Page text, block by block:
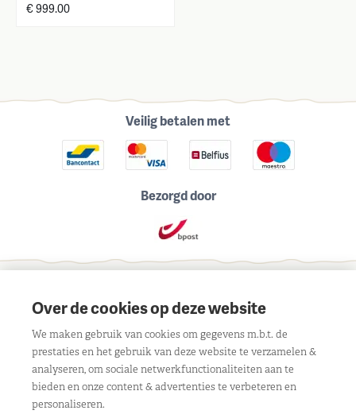
€ 999.00
Veilig betalen met
Bezorgd door
Contact
Over de cookies op deze website
We maken gebruik van cookies om gegevens m.b.t. de
prestaties en het gebruik van deze website te verzamelen &
analyseren, om sociale netwerkfunctionaliteiten aan te
bieden en onze content & advertenties te verbeteren en
personaliseren.